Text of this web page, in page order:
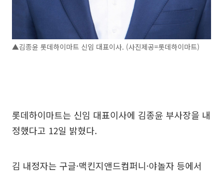
▲김종윤 롯데하이마트 신임 대표이사. (사진제공=롯데하이마트)
롯데하이마트는 신임 대표이사에 김종윤 부사장을 내
정했다고 12일 밝혔다.
김 내정자는 구글·맥킨지앤드컴퍼니·야놀자 등에서